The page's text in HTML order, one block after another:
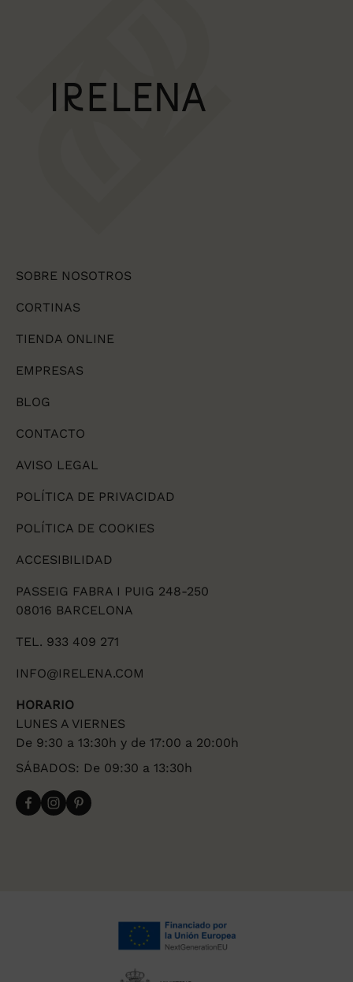
SOBRE NOSOTROS
CORTINAS
TIENDA ONLINE
EMPRESAS
BLOG
CONTACTO
AVISO LEGAL
POLÍTICA DE PRIVACIDAD
POLÍTICA DE COOKIES
ACCESIBILIDAD
PASSEIG FABRA I PUIG 248-250
08016 BARCELONA
TEL. 933 409 271
INFO@IRELENA.COM
HORARIO
LUNES A VIERNES
De 9:30 a 13:30h y de 17:00 a 20:00h
SÁBADOS: De 09:30 a 13:30h